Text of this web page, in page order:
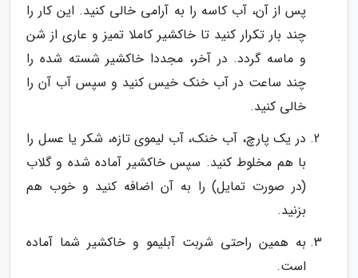
پس از آن، آب کاسه را به آرامی خالی کنید. این کار را
چند بار تکرار کنید تا خاکشیر کاملا تمیز و عاری از شن
و ماسه گردد. در آخر، مجددا خاکشیر شسته شده را
چند ساعت در آب خنک خیس کنید و سپس آب آن را
خالی کنید.
در یک پارچ، آب خنک، آب لیموی تازه، شکر یا عسل را
با هم مخلوط کنید. سپس خاکشیر آماده شده و گلاب
(در صورت تمایل) را به آن اضافه کنید و خوب هم
بزنید.
به همین راحتی شربت آبلیمو و خاکشیر شما آماده
است.